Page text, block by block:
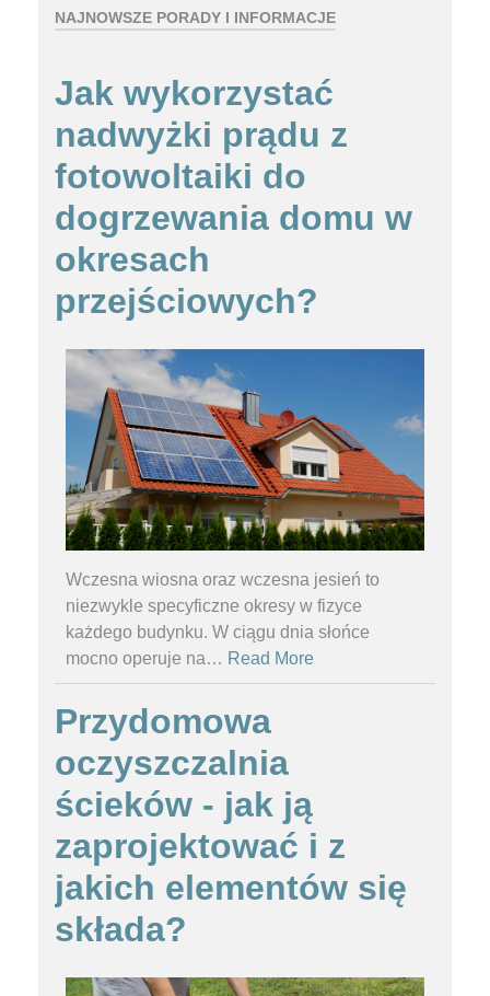
NAJNOWSZE PORADY I INFORMACJE
Jak wykorzystać
nadwyżki prądu z
fotowoltaiki do
dogrzewania domu w
okresach
przejściowych?
Wczesna wiosna oraz wczesna jesień to
niezwykle specyficzne okresy w fizyce
każdego budynku. W ciągu dnia słońce
mocno operuje na… Read More
Przydomowa
oczyszczalnia
ścieków - jak ją
zaprojektować i z
jakich elementów się
składa?